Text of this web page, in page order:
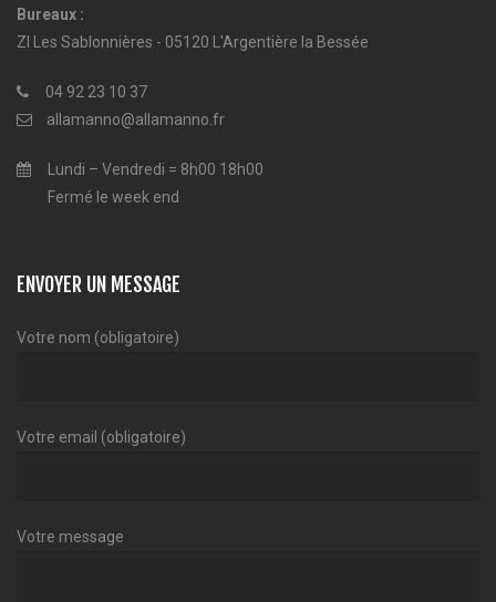
Bureaux :
ZI Les Sablonnières - 05120 L'Argentière la Bessée
04 92 23 10 37
allamanno@allamanno.fr
Lundi – Vendredi = 8h00 18h00
Fermé le week end
ENVOYER UN MESSAGE
Votre nom (obligatoire)
Votre email (obligatoire)
Votre message